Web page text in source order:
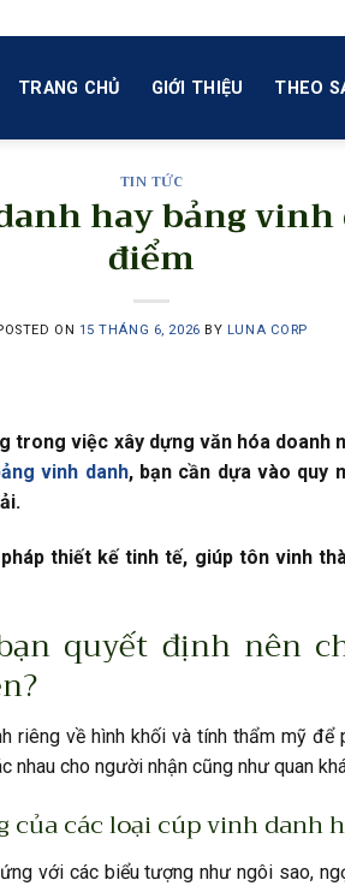
TRANG CHỦ GIỚI THIỆU THEO
TIN TỨC
hay bảng vinh
điểm
ON 15 THÁNG 6, 2026 BY LUNA CORP
việc xây dựng văn hóa doanh
vinh danh, bạn cần dựa vào quy
thiết kế tinh tế, giúp tôn vinh
quyết định nên
riêng về hình khối và tính thẩm mỹ
nhau cho người nhận cũng như quan
các loại cúp vinh danh
với các biểu tượng như ngôi sao,